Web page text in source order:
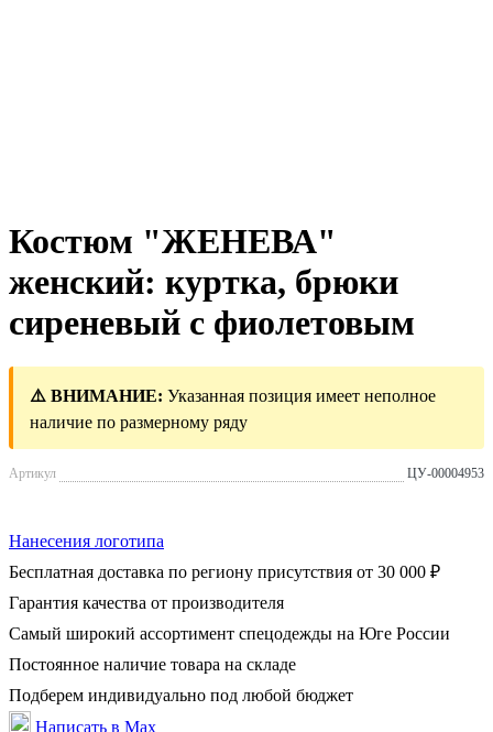
Костюм "ЖЕНЕВА"
женский: куртка, брюки
сиреневый с фиолетовым
⚠️ ВНИМАНИЕ: Указанная позиция имеет неполное
наличие по размерному ряду
Артикул ЦУ-00004953
Нанесения логотипа
Бесплатная доставка по региону присутствия от 30 000 ₽
Гарантия качества от производителя
Самый широкий ассортимент спецодежды на Юге России
Постоянное наличие товара на складе
Подберем индивидуально под любой бюджет
Написать в Max